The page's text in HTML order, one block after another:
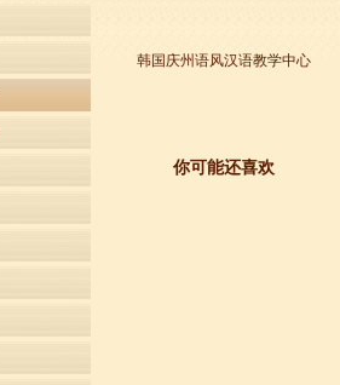
韩国庆州语风汉语教学中心
你可能还喜欢